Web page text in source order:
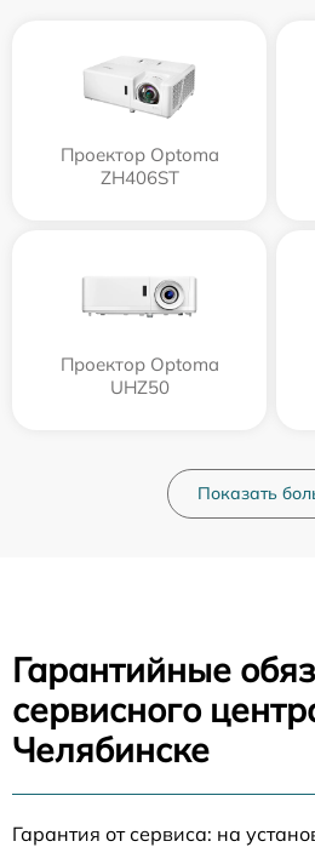
Проектор Optoma
ZH406ST
Проектор Optoma
UHZ50
Показать
Гарантийные
сервисного
Челябинске
Гарантия от сервиса: на